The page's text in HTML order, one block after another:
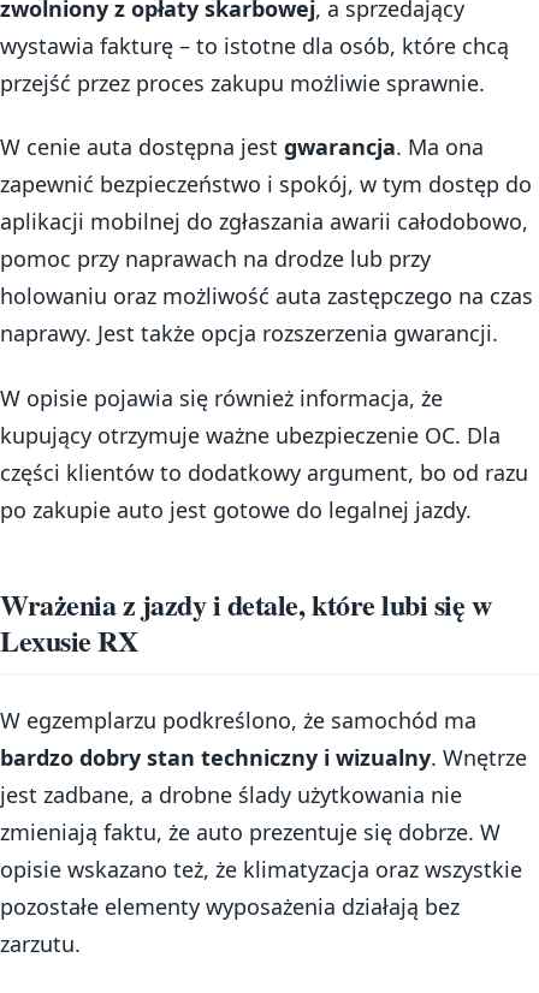
zwolniony z opłaty skarbowej, a sprzedający
wystawia fakturę – to istotne dla osób, które chcą
przejść przez proces zakupu możliwie sprawnie.
W cenie auta dostępna jest gwarancja. Ma ona
zapewnić bezpieczeństwo i spokój, w tym dostęp do
aplikacji mobilnej do zgłaszania awarii całodobowo,
pomoc przy naprawach na drodze lub przy
holowaniu oraz możliwość auta zastępczego na czas
naprawy. Jest także opcja rozszerzenia gwarancji.
W opisie pojawia się również informacja, że
kupujący otrzymuje ważne ubezpieczenie OC. Dla
części klientów to dodatkowy argument, bo od razu
po zakupie auto jest gotowe do legalnej jazdy.
Wrażenia z jazdy i detale, które lubi się w
Lexusie RX
W egzemplarzu podkreślono, że samochód ma
bardzo dobry stan techniczny i wizualny. Wnętrze
jest zadbane, a drobne ślady użytkowania nie
zmieniają faktu, że auto prezentuje się dobrze. W
opisie wskazano też, że klimatyzacja oraz wszystkie
pozostałe elementy wyposażenia działają bez
zarzutu.